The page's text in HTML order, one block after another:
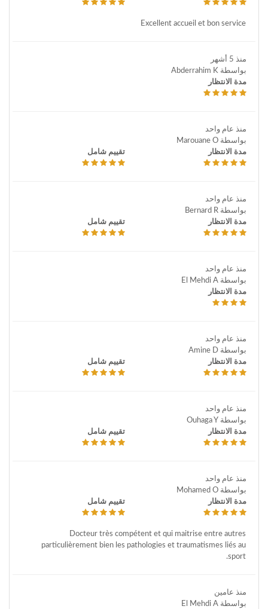
Excellent accueil et bon service
منذ 5 أشهر
بواسطة Abderrahim K
مدة الانتظار
منذ عام واحد
بواسطة Marouane O
مدة الانتظار
تقييم شامل
منذ عام واحد
بواسطة Bernard R
مدة الانتظار
تقييم شامل
منذ عام واحد
بواسطة El Mehdi A
مدة الانتظار
منذ عام واحد
بواسطة Amine D
مدة الانتظار
تقييم شامل
منذ عام واحد
بواسطة Ouhaga Y
مدة الانتظار
تقييم شامل
منذ عام واحد
بواسطة Mohamed O
مدة الانتظار
تقييم شامل
Docteur très compétent et qui maitrise entre autres
particulièrement bien les pathologies et traumatismes liés au
sport.
منذ عامين
بواسطة El Mehdi A